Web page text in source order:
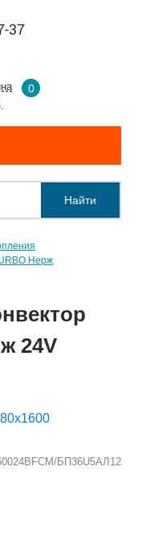
37
0
Найти
Нерж
24V
БП36U5АЛ12